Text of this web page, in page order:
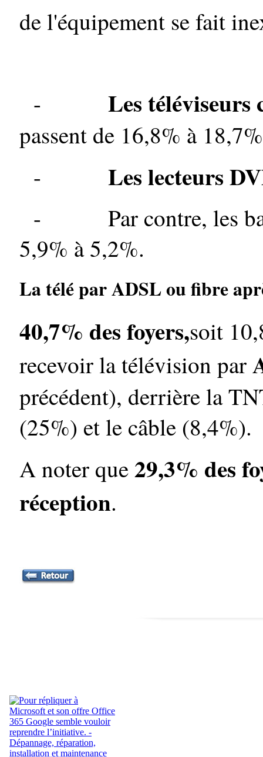
de l'équipement se fait
- Les
passent de 16,8% à
-
Les lecteurs
-
Par contre, les
5,9% à 5,2%.
La télé par ADSL ou fibre
40,7% des foyers,soit
recevoir la télévision par
précédent), derrière la
(25%) et le câble (8,4%).
A noter que29,3% des
réception.